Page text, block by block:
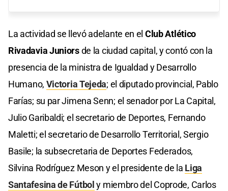
La actividad se llevó adelante en el Club Atlético
Rivadavia Juniorsde la ciudad capital, y contó con la
presencia de la ministra de Igualdad y Desarrollo
Humano, Victoria Tejeda; el diputado provincial, Pablo
Farías; su par Jimena Senn; el senador por La Capital,
Julio Garibaldi; el secretario de Deportes, Fernando
Maletti; el secretario de Desarrollo Territorial, Sergio
Basile; la subsecretaria de Deportes Federados,
Silvina Rodríguez Meson y el presidente de la Liga
Santafesina de Fútbol y miembro del Coprode, Carlos